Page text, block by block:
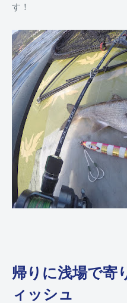
す！
帰りに浅場で寄
ィッシュ